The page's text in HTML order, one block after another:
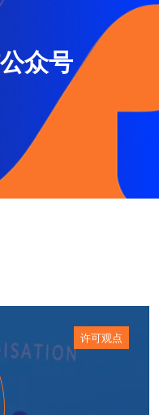
众号
许可观点